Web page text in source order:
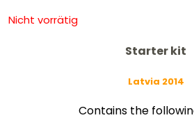
Nicht vorrätig
Starter kit
Latvia 2014
Contains the